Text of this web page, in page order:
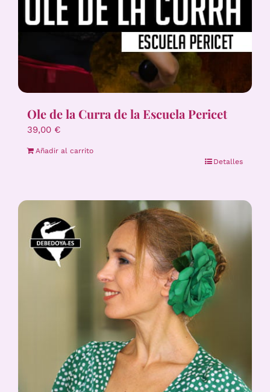
Ole de la Curra de la Escuela Pericet
39,00 €
Añadir al carrito
Detalles